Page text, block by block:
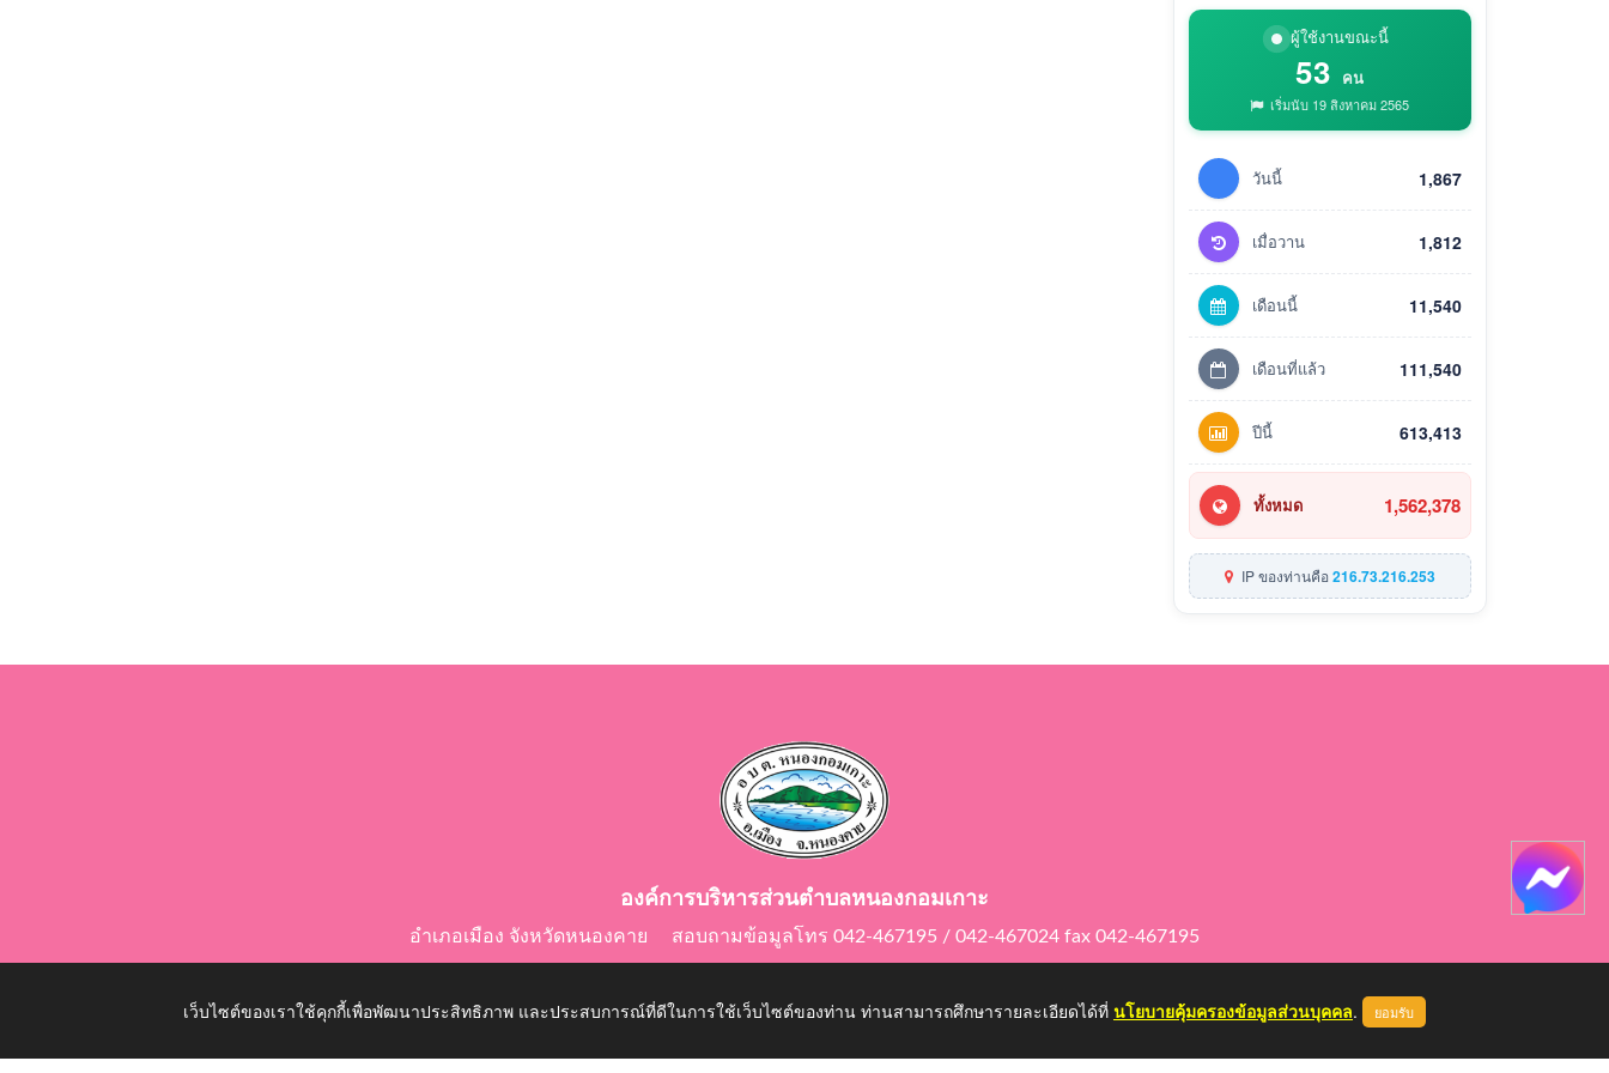
ผู้ใช้งานขณะนี้
53 คน
เริ่มนับ 19 สิงหาคม 2565
วันนี้ 1,867
เมื่อวาน 1,812
เดือนนี้ 11,540
เดือนที่แล้ว 111,540
ปีนี้ 613,413
ทั้งหมด 1,562,378
IP ของท่านคือ216.73.216.253
องค์การบริหารส่วนตำบลหนองกอมเกาะ
อำเภอเมือง จังหวัดหนองคาย สอบถามข้อมูลโทร 042-467195 / 042-467024 fax 042-467195
เว็บไซต์ของเราใช้คุกกี้เพื่อพัฒนาประสิทธิภาพ และประสบการณ์ที่ดีในการใช้เว็บไซต์ของท่าน ท่านสามารถศึกษารายละเอียดได้ที่ นโยบายคุ้มครองข้อมูลส่วนบุคคล. ยอมรับ